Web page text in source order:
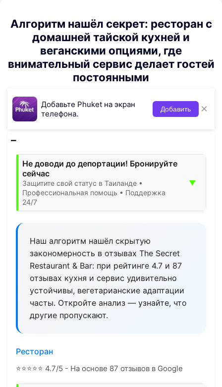
Алгоритм нашёл секрет: ресторан с
домашней тайской кухней и
веганскими опциями, где
внимательный сервис делает гостей
постоянными
Добавьте Phuket на экран
телефона.
Добавить ×
Не доводи до депортации! Бронируйте
сейчас
Защитите свой статус в Таиланде •
Профессиональная помощь • Поддержка
24/7
▼
Наш алгоритм нашёл скрытую
закономерность в отзывах The Secret
Restaurant & Bar: при рейтинге 4.7 и 87
отзывах кухня и сервис удивительно
устойчивы, вегетарианские адаптации
часты. Откройте анализ — узнайте, что
другие пропускают.
Ресторан
⭐⭐⭐⭐⭐ 4.7/5 - На основе 87 отзывов в Google